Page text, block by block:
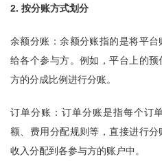
2. 按分账方式划分
余额分账：余额分账指的是将平
给各个参与方。例如，平台上的
方的分成比例进行分账。
订单分账：订单分账是指每个订
额、费用分配规则等，直接进行
收入分配到各参与方的账户中。